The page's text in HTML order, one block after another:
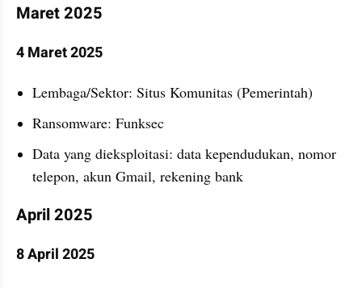
Maret 2025
4 Maret 2025
Lembaga/Sektor: Situs Komunitas (Pemerintah)
Ransomware: Funksec
Data yang dieksploitasi: data kependudukan, nomor
telepon, akun Gmail, rekening bank
April 2025
8 April 2025